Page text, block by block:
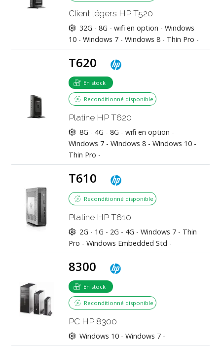
Client légers HP T520
32G - 8G - wifi en option - Windows
10 - Windows 7 - Windows 8 - Thin Pro -
T620
En stock
Reconditionné disponible
Platine HP T620
8G - 4G - 8G - wifi en option -
Windows 7 - Windows 8 - Windows 10 -
Thin Pro -
T610
Reconditionné disponible
Platine HP T610
2G - 1G - 2G - 4G - Windows 7 - Thin
Pro - Windows Embedded Std -
8300
En stock
Reconditionné disponible
PC HP 8300
Windows 10 - Windows 7 -